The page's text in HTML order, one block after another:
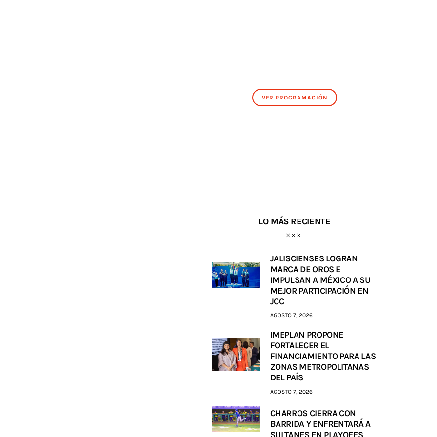
VER PROGRAMACIÓN
LO MÁS RECIENTE
JALISCIENSES LOGRAN
MARCA DE OROS E
IMPULSAN A MÉXICO A SU
MEJOR PARTICIPACIÓN EN
JCC
AGOSTO 7, 2026
IMEPLAN PROPONE
FORTALECER EL
FINANCIAMIENTO PARA LAS
ZONAS METROPOLITANAS
DEL PAÍS
AGOSTO 7, 2026
CHARROS CIERRA CON
BARRIDA Y ENFRENTARÁ A
SULTANES EN PLAYOFFS